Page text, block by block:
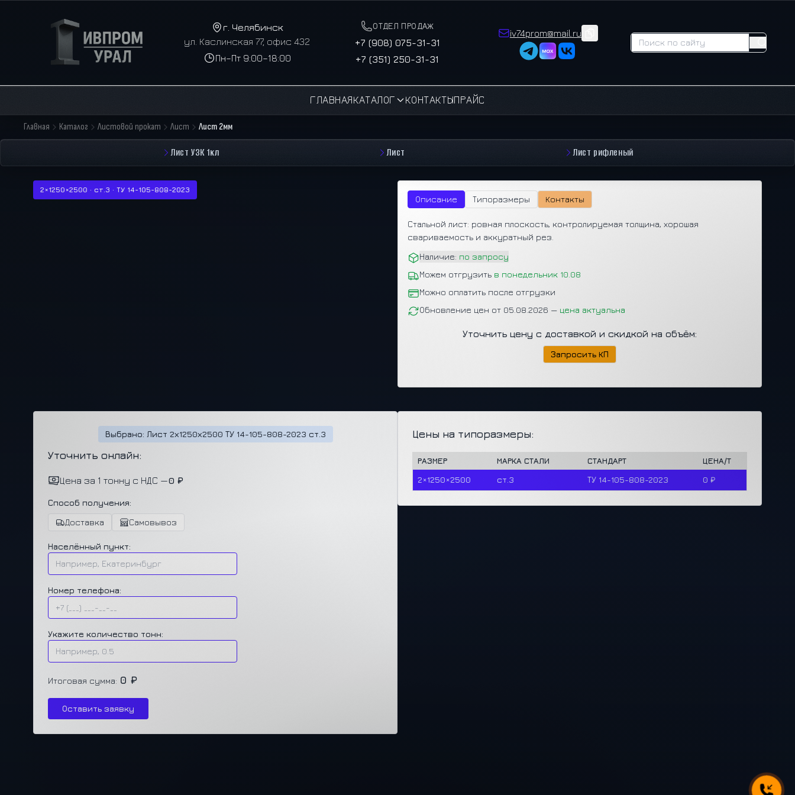
г. Челябинск
ул. Каслинская 77, офис 432
Пн–Пт 9:00–18:00
ОТДЕЛ ПРОДАЖ
+7 (908) 075-31-31
+7 (351) 250-31-31
iv74prom@mail.ru
ГЛАВНАЯКАТАЛОГ КОНТАКТЫПРАЙС
Главная Каталог Листовой прокат Лист Лист 2мм
Лист УЗК 1кл Лист Лист рифленый
2×1250×2500 · ст.3 · ТУ 14-105-808-2023
Описание Типоразмеры Контакты
Стальной лист: ровная плоскость, контролируемая толщина, хорошая
свариваемость и аккуратный рез.
Наличие: по запросу
Можем отгрузить в понедельник 10.08
Можно оплатить после отгрузки
Обновление цен от 05.08.2026 — цена актуальна
Уточнить цену с доставкой и скидкой на объём:
Запросить КП
Цены на типоразмеры:
РАЗМЕР МАРКА СТАЛИ СТАНДАРТ
ЦЕНА/Т
2×1250×2500
ст.3 ТУ 14-105-808-2023 0 ₽
Выбрано: Лист 2х1250х2500 ТУ 14-105-808-2023 ст.3
Уточнить онлайн:
Цена за 1 тонну с НДС —0 ₽
Способ получения:
Доставка
Самовывоз
Населённый пункт:
Номер телефона:
Укажите количество тонн:
Итоговая сумма: 0 ₽
Оставить заявку